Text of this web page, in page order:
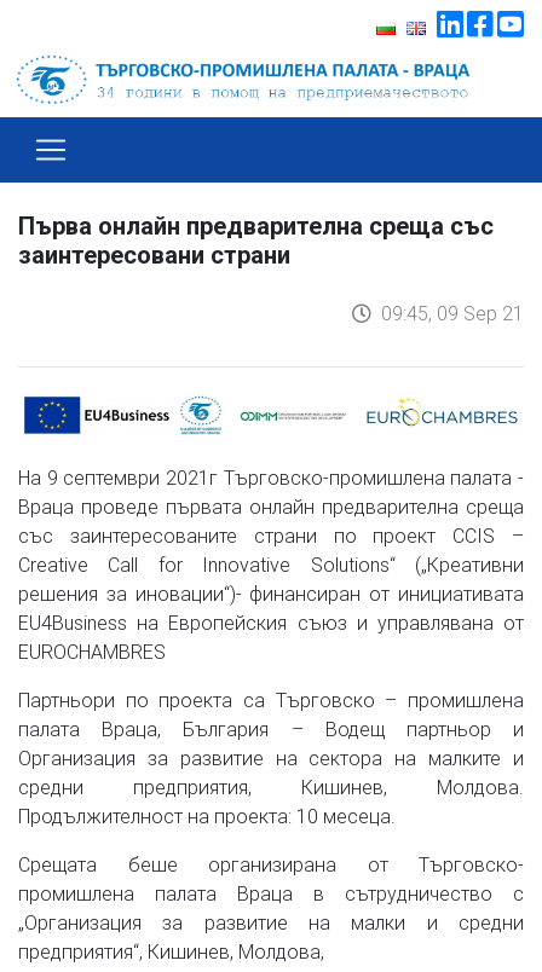
Първа онлайн предварителна среща със
заинтересовани страни
09:45, 09 Sep 21
На 9 септември 2021г Търговско-промишлена палата -
Враца проведе първата онлайн предварителна среща
със заинтересованите страни по проект CCIS –
Creative Call for Innovative Solutions“ („Креативни
решения за иновации“)- финансиран от инициативата
EU4Business на Европейския съюз и управлявана от
EUROCHAMBRES
Партньори по проекта са Търговско – промишлена
палата Враца, България – Водещ партньор и
Организация за развитие на сектора на малките и
средни предприятия, Кишинев, Молдова.
Продължителност на проекта: 10 месеца.
Срещата беше организирана от Търговско-
промишлена палата Враца в сътрудничество с
„Организация за развитие на малки и средни
предприятия“, Кишинев, Молдова,